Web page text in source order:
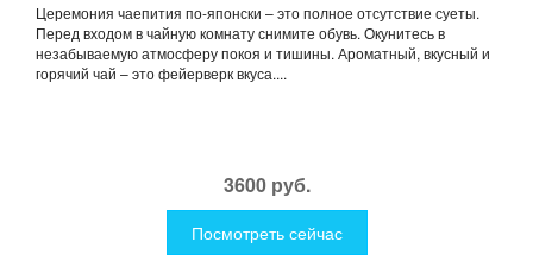
Церемония чаепития по-японски – это полное отсутствие суеты.
Перед входом в чайную комнату снимите обувь. Окунитесь в
незабываемую атмосферу покоя и тишины. Ароматный, вкусный и
горячий чай – это фейерверк вкуса....
3600 руб.
Посмотреть сейчас